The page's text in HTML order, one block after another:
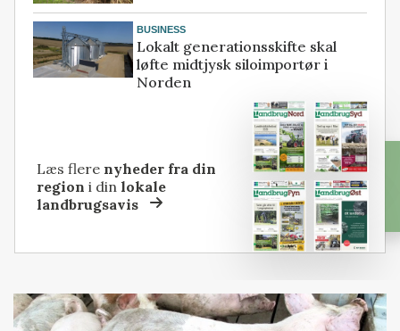
BUSINESS
Lokalt generationsskifte skal
løfte midtjysk siloimportør i
Norden
Læs flere nyheder fra din
region i dinlokale
landbrugsavis